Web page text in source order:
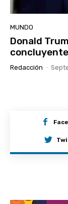
MUNDO
Donald
Redacción -